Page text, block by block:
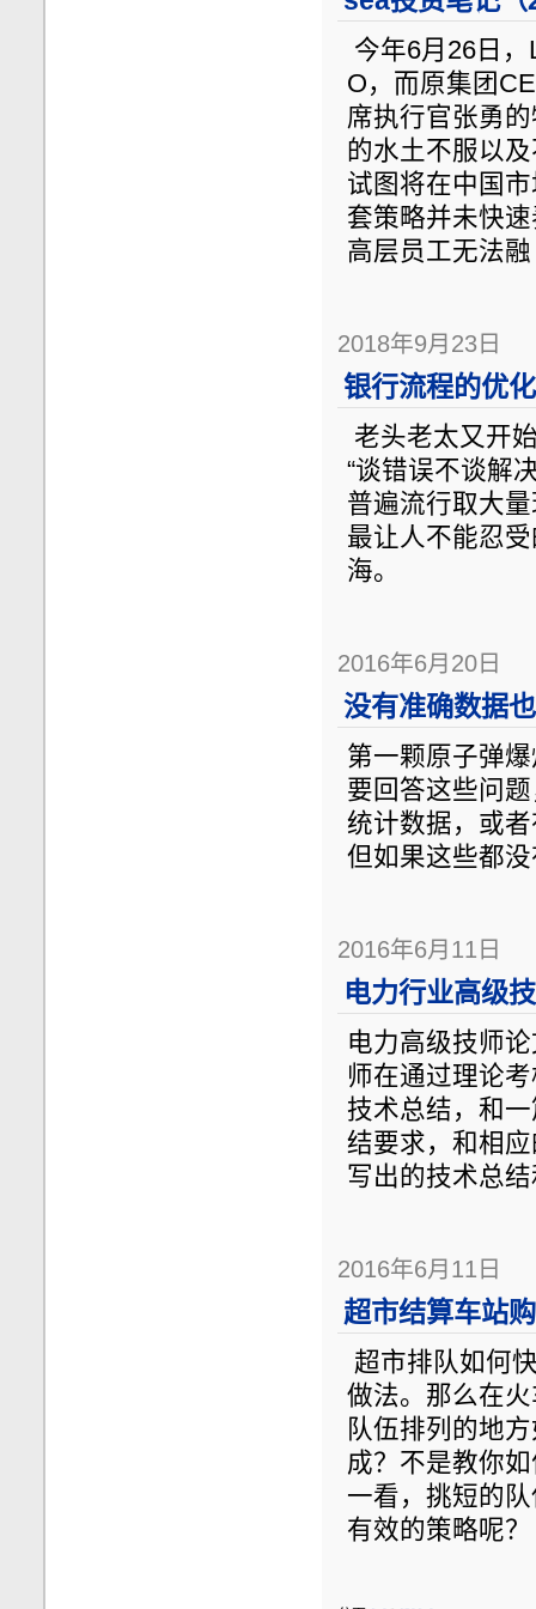
今年6月26日
O，而原集团
席执行官张勇
的水土不服以
试图将在中国
套策略并未快
高层员工无法融
2018年9月23日
银行流程的优
老头老太又开
“谈错误不谈解
普遍流行取大
最让人不能忍
海。
2016年6月20日
没有准确数据
第一颗原子弹
要回答这些问
统计数据，或
但如果这些都
2016年6月11日
电力行业高级
电力高级技师
师在通过理论
技术总结，和
结要求，和相
写出的技术总
2016年6月11日
超市结算车站
超市排队如何
做法。那么在
队伍排列的地
成？不是教你
一看，挑短的
有效的策略呢？